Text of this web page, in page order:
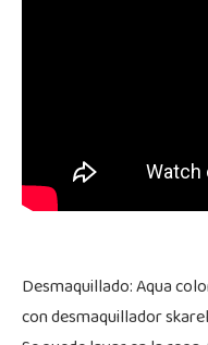
Desmaquillado: Aqua
con desmaquillador